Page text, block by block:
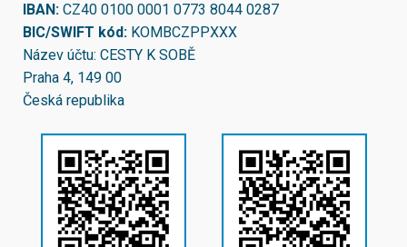
IBAN: CZ40 0100 0001 0773 8044 0287
BIC/SWIFT kód: KOMBCZPPXXX
Název účtu: CESTY K SOBĚ
Praha 4, 149 00
Česká republika